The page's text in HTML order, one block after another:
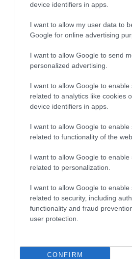
device identifiers in apps.
I want to allow my user data to
Google for online advertising
I want to allow Google to send
personalized advertising.
I want to allow Google to enable
related to analytics like cookies
device identifiers in apps.
I want to allow Google to enable
related to functionality of the
I want to allow Google to enable
related to personalization.
I want to allow Google to enable
related to security, including
functionality and fraud
user protection.
CONFIRM
stiluri, de la cel gotic la cel
importantă pentru romani, a
creștini, fiind cartierul general
militare și, mai târziu, o
castelului din provincia
merită efortul, deoarece
arhitecturale îți oferă imagini și
unice.
BELMONTE